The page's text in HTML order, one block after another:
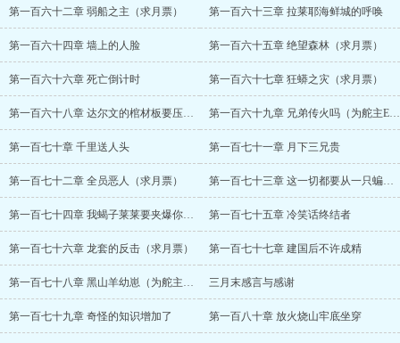
第一百六十二章 弱船之主（求月票） 第一百六十三章 拉莱耶海鲜城的呼唤
第一百六十四章 墙上的人脸 第一百六十五章 绝望森林（求月票）
第一百六十六章 死亡倒计时 第一百六十七章 狂蟒之灾（求月票）
第一百六十八章 达尔文的棺材板要压不住了 第一百六十九章 兄弟传火吗（为舵主EVA龙神号加更）
第一百七十章 千里送人头 第一百七十一章 月下三兄贵
第一百七十二章 全员恶人（求月票） 第一百七十三章 这一切都要从一只蝙蝠说起
第一百七十四章 我蝎子莱莱要夹爆你的头 第一百七十五章 冷笑话终结者
第一百七十六章 龙套的反击（求月票） 第一百七十七章 建国后不许成精
第一百七十八章 黑山羊幼崽（为舵主轮回永镇加更） 三月末感言与感谢
第一百七十九章 奇怪的知识增加了 第一百八十章 放火烧山牢底坐穿